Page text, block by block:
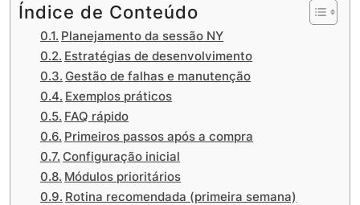
Índice de Conteúdo
Planejamento da sessão NY
Estratégias de desenvolvimento
Gestão de falhas e manutenção
Exemplos práticos
FAQ rápido
Primeiros passos após a compra
Configuração inicial
Módulos prioritários
Rotina recomendada (primeira semana)